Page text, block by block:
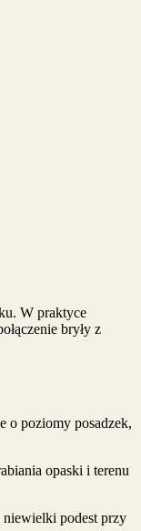
W praktyce
bryły z
o poziomy posadzek,
opaski i terenu
niewielki podest przy